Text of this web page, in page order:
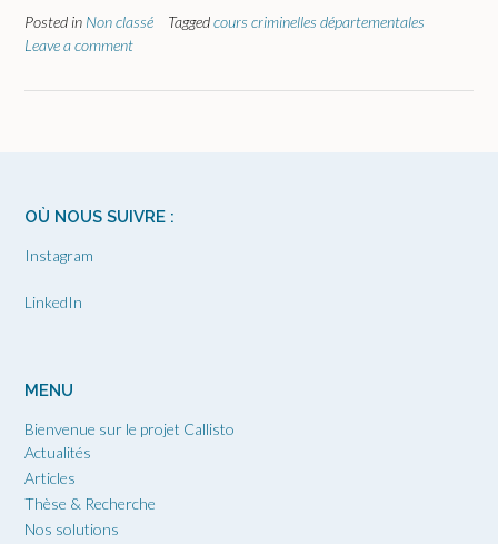
Posted in Non classé Taggedcours criminelles départementales
Leave a comment
OÙ NOUS SUIVRE :
Instagram
LinkedIn
MENU
Bienvenue sur le projet Callisto
Actualités
Articles
Thèse & Recherche
Nos solutions